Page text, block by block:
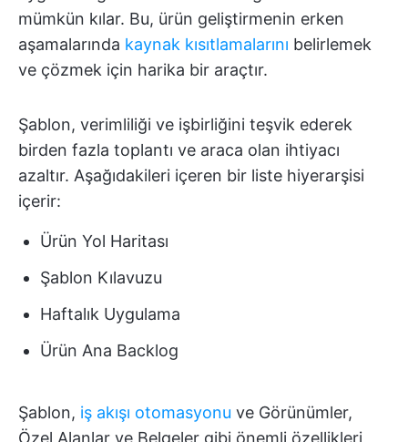
mümkün kılar. Bu, ürün geliştirmenin erken
aşamalarında kaynak kısıtlamalarını belirlemek
ve çözmek için harika bir araçtır.
Şablon, verimliliği ve işbirliğini teşvik ederek
birden fazla toplantı ve araca olan ihtiyacı
azaltır. Aşağıdakileri içeren bir liste hiyerarşisi
içerir:
Ürün Yol Haritası
Şablon Kılavuzu
Haftalık Uygulama
Ürün Ana Backlog
Şablon, iş akışı otomasyonu ve Görünümler,